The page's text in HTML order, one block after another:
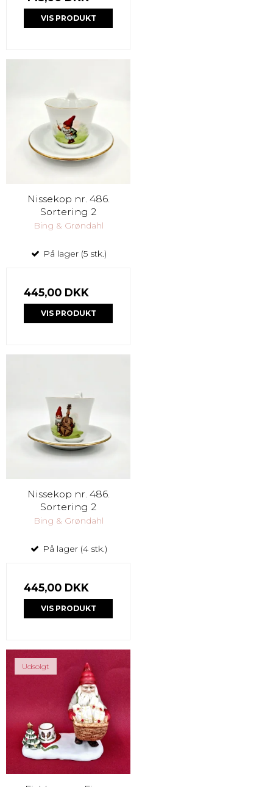
VIS PRODUKT
Nissekop nr. 486.
Sortering 2
Bing & Grøndahl
På lager (5 stk.)
445,00 DKK
VIS PRODUKT
Nissekop nr. 486.
Sortering 2
Bing & Grøndahl
På lager (4 stk.)
445,00 DKK
VIS PRODUKT
Udsolgt